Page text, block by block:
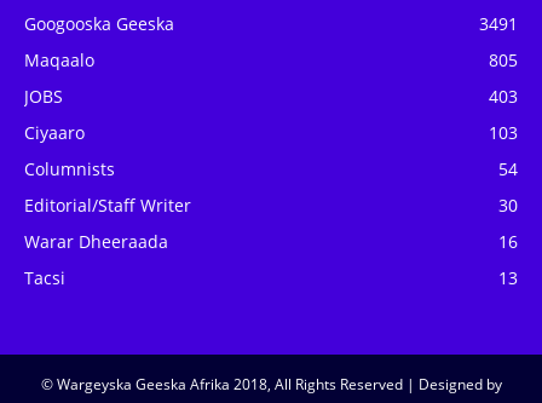
Googooska Geeska
3491
Maqaalo
805
JOBS
403
Ciyaaro
103
Columnists
54
Editorial/Staff Writer
30
Warar Dheeraada
16
Tacsi
13
© Wargeyska Geeska Afrika 2018, All Rights Reserved | Designed by